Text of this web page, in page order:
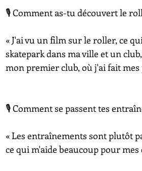
🎙️ Comment as-tu découvert le
« J'ai vu un film sur le roller, ce
skatepark dans ma ville et un
mon premier club, où j'ai fait
🎙️ Comment se passent tes
« Les entraînements sont plutôt
ce qui m'aide beaucoup pour